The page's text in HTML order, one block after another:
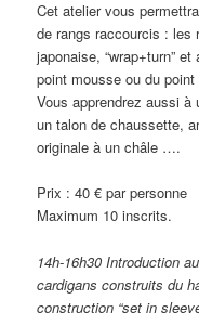
Cet atelier vous
de rangs raccourcis : les
japonaise, “wrap+turn”
point mousse ou du point
Vous apprendrez aussi
un talon de chaussette,
originale à un châle ….
Prix : 40 € par personne
Maximum 10 inscrits.
14h-16h30 Introduction
cardigans construits du
construction “set in